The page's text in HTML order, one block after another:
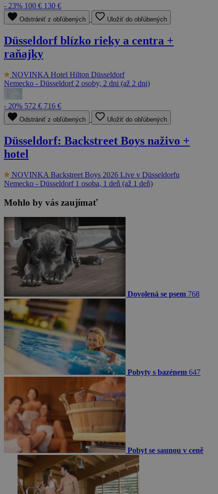
- 23% 100 € 130 €
Odstrániť z obľúbených Uložiť do obľúbených
Düsseldorf blízko rieky a centra +
raňajky
NOVINKA Hotel Hilton Düsseldorf
Nemecko - Düsseldorf 2 osoby, 2 dni (až 2 dni)
- 20% 572 € 716 €
Odstrániť z obľúbených Uložiť do obľúbených
Düsseldorf: Backstreet Boys naživo +
hotel
NOVINKA Backstreet Boys 2026 Live v Düsseldorfu
Nemecko - Düsseldorf 1 osoba, 1 deň (až 1 deň)
Mohlo by vás zaujímať
Dovolená se psem 768
Pobyty s bazénem 647
Pobyt se saunou v ceně